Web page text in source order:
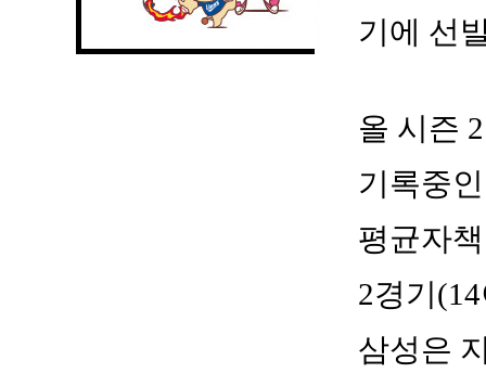
기에 선
올 시즌
기록중
평균자
2경기
삼성은